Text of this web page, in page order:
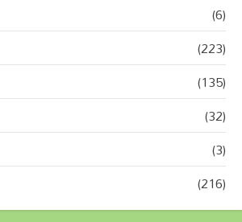
(6)
(223)
(135)
(32)
(3)
(216)